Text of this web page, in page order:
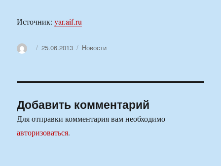
Источник:yar.aif.ru
АвторОпубликовано
25.06.2013 Рубрики
Новости
Добавить комментарий
Для отправки комментария вам необходимо
авторизоваться.